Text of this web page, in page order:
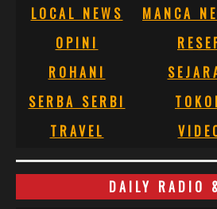
LOCAL NEWS
MANCA
OPINI
ROHANI
SERBA SERBI
TRAVEL
DAILY RADIO